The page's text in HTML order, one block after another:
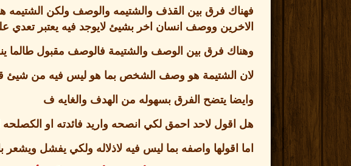
فهناك فرق بين القذف والشتيمه والوصف ولكن الشتيمه
الاخرين ووصف انسان اخر بشيئ لايوجد فيه يعتبر
وهناك فرق بين الوصف والشتيمة فالوصف مقبول طالما
لان الشتيمة هو وصف الشخص بما هو ليس فيه من شيئ
وايضا يتضح الفرق بسهوله من الهدف والغايه ف
هل اقول لاحد احمق لكي انصحه واريد فائدته او الكصلحه
اما اقولها واصفه بما ليس فيه لاذلاله ولكي يفشل